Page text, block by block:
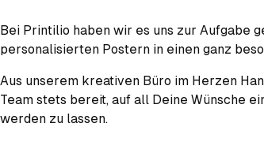
Bei Printilio haben wir es uns zur Aufgabe
personalisierten Postern in einen ganz
Aus unserem kreativen Büro im Herzen
Team stets bereit, auf all Deine Wünsche
werden zu lassen.